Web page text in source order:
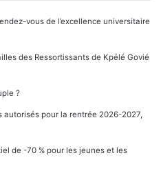
vous de l’excellence universitaire
des Ressortissants de Kpélé Govié
?
pour la rentrée 2026-2027,
de -70 % pour les jeunes et les